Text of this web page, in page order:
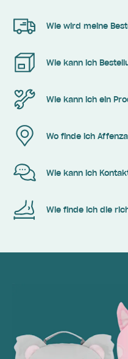
Wie wird meine
Wie kann ich
Wie kann ich ein
Wo finde ich
Wie kann ich
Wie finde ich die